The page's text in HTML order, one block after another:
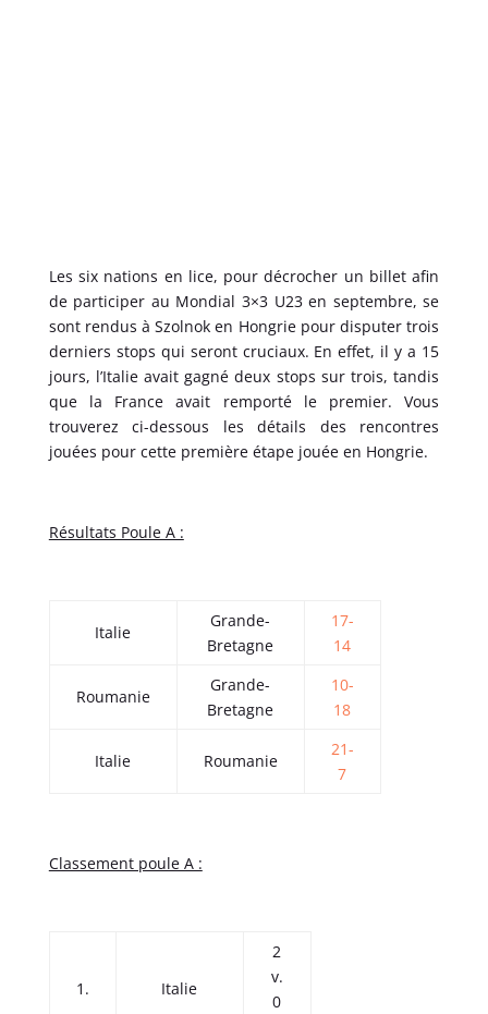
Les six nations en lice, pour décrocher un billet afin
de participer au Mondial 3×3 U23 en septembre, se
sont rendus à Szolnok en Hongrie pour disputer trois
derniers stops qui seront cruciaux. En effet, il y a 15
jours, l’Italie avait gagné deux stops sur trois, tandis
que la France avait remporté le premier. Vous
trouverez ci-dessous les détails des rencontres
jouées pour cette première étape jouée en Hongrie.
Résultats Poule A :
Italie
Grande-
Bretagne
17-
14
Roumanie
Grande-
Bretagne
10-
18
Italie Roumanie
21-
7
Classement poule A :
1. Italie
2
v.
0